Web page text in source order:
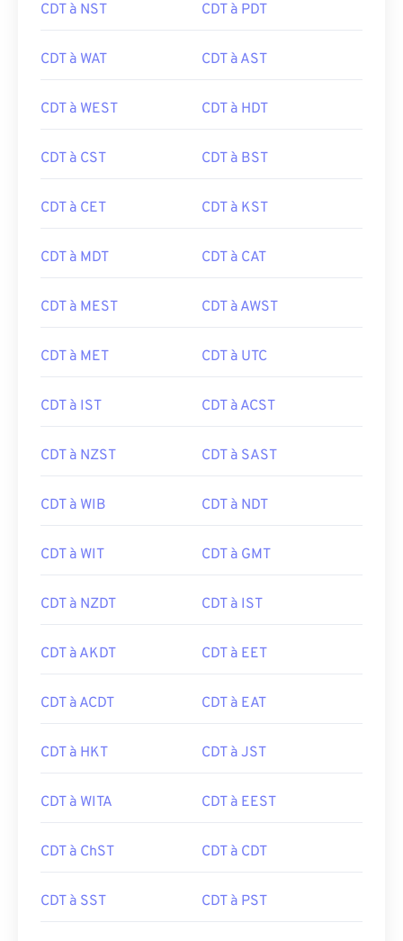
CDT à NST CDT à PDT
CDT à WAT CDT à AST
CDT à WEST CDT à HDT
CDT à CST CDT à BST
CDT à CET CDT à KST
CDT à MDT CDT à CAT
CDT à MEST CDT à AWST
CDT à MET CDT à UTC
CDT à IST CDT à ACST
CDT à NZST CDT à SAST
CDT à WIB CDT à NDT
CDT à WIT CDT à GMT
CDT à NZDT CDT à IST
CDT à AKDT CDT à EET
CDT à ACDT CDT à EAT
CDT à HKT CDT à JST
CDT à WITA CDT à EEST
CDT à ChST CDT à CDT
CDT à SST CDT à PST